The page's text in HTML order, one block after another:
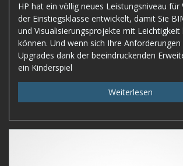
HP hat ein völlig neues Leistungsniveau
der Einstiegsklasse entwickelt, damit Sie
und Visualisierungsprojekte mit Leichtigkeit
können. Und wenn sich Ihre Anforderungen
Upgrades dank der beeindruckenden
ein Kinderspiel
Weiterlesen